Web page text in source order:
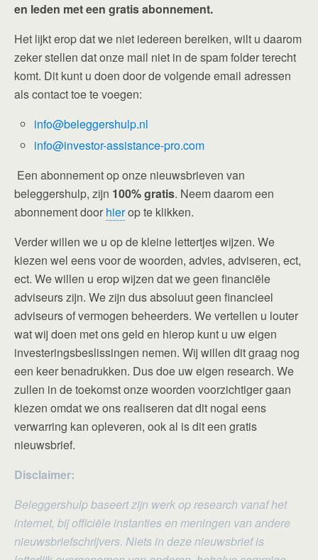
en leden met een gratis abonnement.
Het lijkt erop dat we niet iedereen bereiken, wilt u daarom
zeker stellen dat onze mail niet in de spam folder terecht
komt. Dit kunt u doen door de volgende email adressen
als contact toe te voegen:
info@beleggershulp.nl
info@investor-assistance-pro.com
Een abonnement op onze nieuwsbrieven van
beleggershulp, zijn 100% gratis. Neem daarom een
abonnement door hierop te klikken.
Verder willen we u op de kleine lettertjes wijzen. We
kiezen wel eens voor de woorden, advies, adviseren, ect,
ect. We willen u erop wijzen dat we geen financiële
adviseurs zijn. We zijn dus absoluut geen financieel
adviseurs of vermogen beheerders. We vertellen u louter
wat wij doen met ons geld en hierop kunt u uw eigen
investeringsbeslissingen nemen. Wij willen dit graag nog
een keer benadrukken. Dus doe uw eigen research. We
zullen in de toekomst onze woorden voorzichtiger gaan
kiezen omdat we ons realiseren dat dit nogal eens
verwarring kan opleveren, ook al is dit een gratis
nieuwsbrief.
Disclaimer:
Beleggershulp baseert zijn werk op research vanaf het
internet, bij officiële instanties en meningen van andere
nieuwsbriefschrijvers. Niets in deze nieuwsbrief is